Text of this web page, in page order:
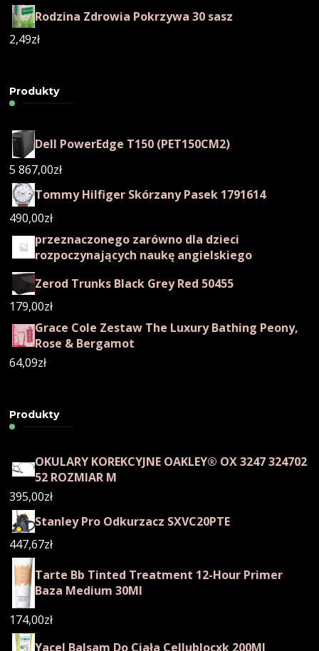
Rodzina Zdrowia Pokrzywa 30 sasz
2,49zł
Produkty
Dell PowerEdge T150 (PET150CM2)
5 867,00zł
Tommy Hilfiger Skórzany Pasek 1791614
490,00zł
przeznaczonego zarówno dla dzieci
rozpoczynających naukę angielskiego
Zerod Trunks Black Grey Red 50455
179,00zł
Grace Cole Zestaw The Luxury Bathing Peony,
Rose & Bergamot
64,09zł
Produkty
OKULARY KOREKCYJNE OAKLEY® OX 3247 324702
52 ROZMIAR M
395,00zł
Stanley Pro Odkurzacz SXVC20PTE
447,67zł
Tarte Bb Tinted Treatment 12-Hour Primer
Baza Medium 30Ml
174,00zł
Yacel Balsam Do Ciała Cellublocxk 200Ml